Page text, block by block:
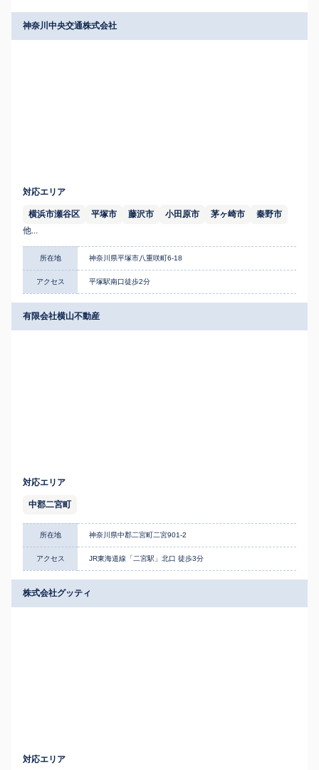
神奈川中央交通株式会社
対応エリア
横浜市瀬谷区 平塚市 藤沢市 小田原市 茅ヶ崎市
秦野市
他...
所在地 神奈川県平塚市八重咲町6-18
アクセス 平塚駅南口徒歩2分
有限会社横山不動産
対応エリア
中郡二宮町
所在地 神奈川県中郡二宮町二宮901-2
アクセス JR東海道線「二宮駅」北口 徒歩3分
株式会社グッティ
対応エリア